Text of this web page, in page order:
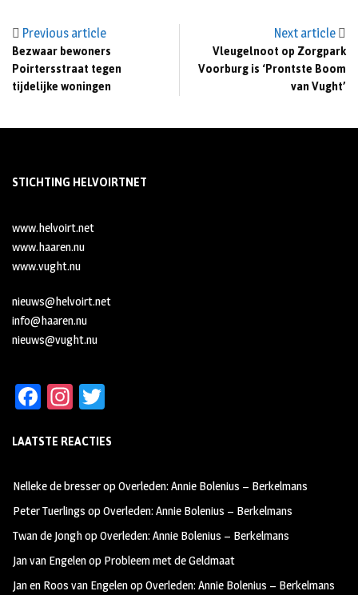
Previous article
Bezwaar bewoners
Poirtersstraat tegen
tijdelijke woningen
Next article
Vleugelnoot op Zorgpark
Voorburg is ‘Prontste Boom
van Vught’
STICHTING HELVOIRTNET
www.helvoirt.net
www.haaren.nu
www.vught.nu
nieuws@helvoirt.net
info@haaren.nu
nieuws@vught.nu
Fa
b
oo
k
In
ag
m
tt
LAATSTE REACTIES
Nelleke de bresseropOverleden: Annie Bolenius – Berkelmans
Peter Tuerlings opOverleden: Annie Bolenius – Berkelmans
Twan de JonghopOverleden: Annie Bolenius – Berkelmans
Jan van Engelenop Probleem met de Geldmaat
Jan en Roos van EngelenopOverleden: Annie Bolenius – Berkelmans